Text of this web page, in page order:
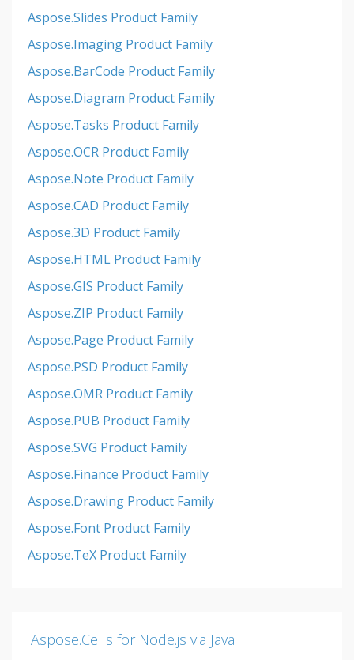
Aspose.Slides Product Family
Aspose.Imaging Product Family
Aspose.BarCode Product Family
Aspose.Diagram Product Family
Aspose.Tasks Product Family
Aspose.OCR Product Family
Aspose.Note Product Family
Aspose.CAD Product Family
Aspose.3D Product Family
Aspose.HTML Product Family
Aspose.GIS Product Family
Aspose.ZIP Product Family
Aspose.Page Product Family
Aspose.PSD Product Family
Aspose.OMR Product Family
Aspose.PUB Product Family
Aspose.SVG Product Family
Aspose.Finance Product Family
Aspose.Drawing Product Family
Aspose.Font Product Family
Aspose.TeX Product Family
Aspose.Cells for Node.js via Java